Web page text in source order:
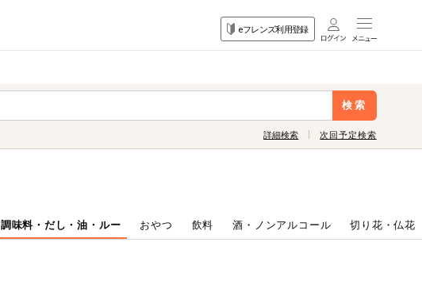
eフレンズ利用登録
検索
詳細検索 次回予定検索
調味料・だし・油・ルー おやつ 飲料 酒・ノンアルコール 切り花・仏花